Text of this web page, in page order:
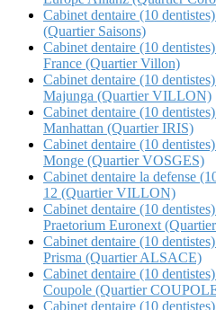
Cabinet dentaire (10
(Quartier Saisons)
Cabinet dentaire (10
France (Quartier Villon)
Cabinet dentaire (10
Majunga (Quartier VILLON)
Cabinet dentaire (10
Manhattan (Quartier IRIS)
Cabinet dentaire (10
Monge (Quartier VOSGES)
Cabinet dentaire la defense
12 (Quartier VILLON)
Cabinet dentaire (10
Praetorium Euronext
Cabinet dentaire (10
Prisma (Quartier ALSACE)
Cabinet dentaire (10
Coupole (Quartier
Cabinet dentaire (10